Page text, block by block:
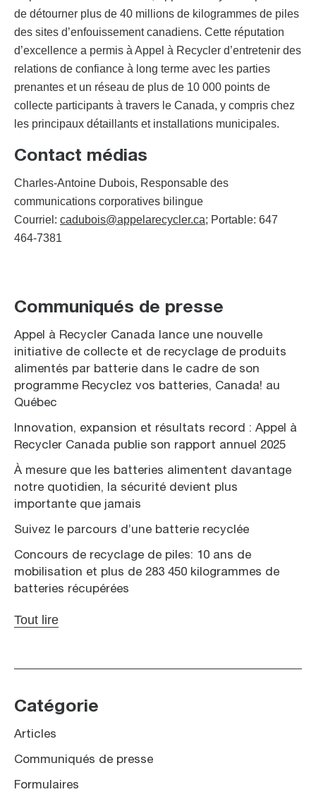
de détourner plus de 40 millions de kilogrammes de piles
des sites d’enfouissement canadiens. Cette réputation
d’excellence a permis à Appel à Recycler d’entretenir des
relations de confiance à long terme avec les parties
prenantes et un réseau de plus de 10 000 points de
collecte participants à travers le Canada, y compris chez
les principaux détaillants et installations municipales.
Contact médias
Charles-Antoine Dubois, Responsable des
communications corporatives bilingue
Courriel: cadubois@appelarecycler.ca; Portable: 647
464-7381
Communiqués de presse
Appel à Recycler Canada lance une nouvelle
initiative de collecte et de recyclage de produits
alimentés par batterie dans le cadre de son
programme Recyclez vos batteries, Canada! au
Québec
Innovation, expansion et résultats record : Appel à
Recycler Canada publie son rapport annuel 2025
À mesure que les batteries alimentent davantage
notre quotidien, la sécurité devient plus
importante que jamais
Suivez le parcours d’une batterie recyclée
Concours de recyclage de piles: 10 ans de
mobilisation et plus de 283 450 kilogrammes de
batteries récupérées
Tout lire
Catégorie
Articles
Communiqués de presse
Formulaires